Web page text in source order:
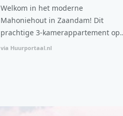
Welkom in het moderne
Mahoniehout in Zaandam! Dit
prachtige 3-kamerappartement op
de 6e verdieping biedt een ideale
van €107,50 per maand is dit een
via Huurportaal.nl